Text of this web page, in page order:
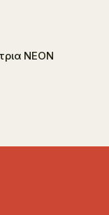
ΝΕΟΝ